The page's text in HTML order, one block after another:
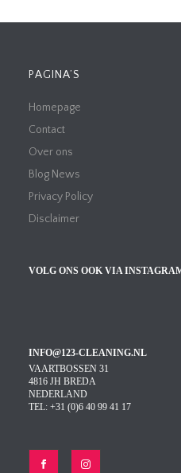
PAGINA’S
Homepage
Contact
Over ons
Blog News
Privacy Policy
Disclaimer
VOLG ONS OOK VIA
INFO@123-CLEANING.NL
VAARTBOSSEN 31
4816 JH BREDA
NEDERLAND
TEL: +31 (0)6 40 99 41 17